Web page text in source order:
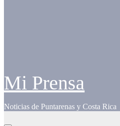
Mi Prensa
Noticias de Puntarenas y Costa Rica